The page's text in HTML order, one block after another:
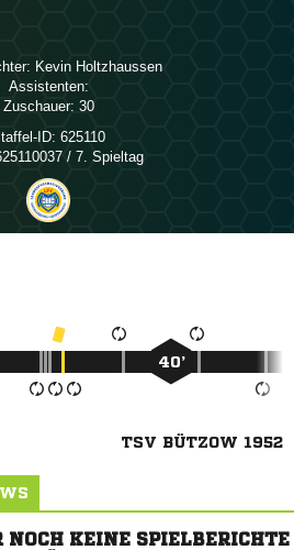
 
Assistenten:
Zuschauer: 30
ID: 625110
/ 7. Spieltag
40’
TSV BÜTZOW 1952
NOCH KEINE SPIELBERICHTE